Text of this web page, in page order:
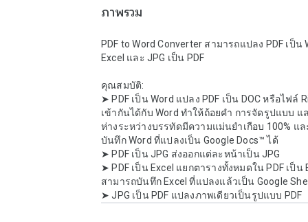
ภาพรวม
PDF to Word Converter สามารถแปลง PDF เป็น
Excel และ JPG เป็น PDF
คุณสมบัติ:
➤ PDF เป็น Word แปลง PDF เป็น DOC หรือไฟล์
เข้ากันได้กับ Word ทำให้ถ้อยคำ การจัดรูปแบบ
ห่างระหว่างบรรทัดมีความแม่นยำเกือบ 100% แ
บันทึก Word ที่แปลงเป็น Google Docs™ ได้
➤ PDF เป็น JPG ส่งออกแต่ละหน้าเป็น JPG
➤ PDF เป็น Excel แยกตารางทั้งหมดใน PDF เป็น
สามารถบันทึก Excel ที่แปลงแล้วเป็น Google
➤ JPG เป็น PDF แปลงภาพเดียวเป็นรูปแบบ PDF